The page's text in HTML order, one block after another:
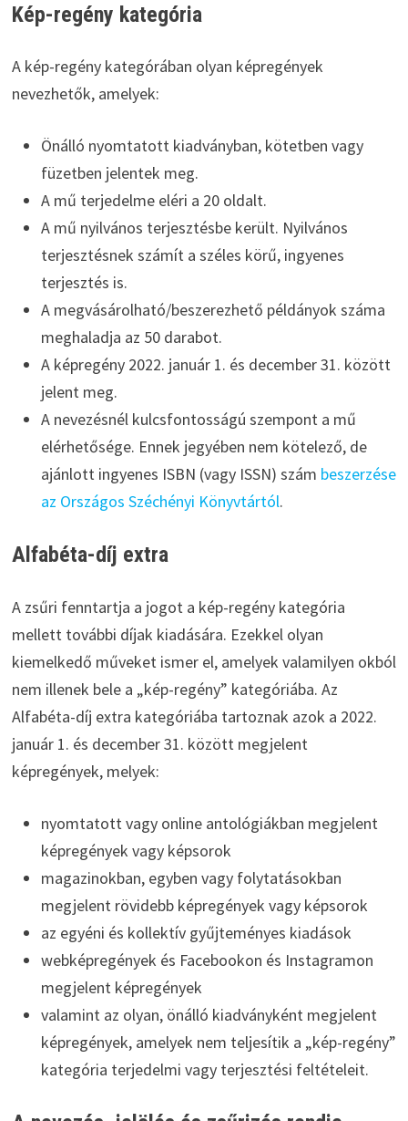
Kép-regény kategória
A kép-regény kategórában olyan képregények
nevezhetők, amelyek:
Önálló nyomtatott kiadványban, kötetben vagy
füzetben jelentek meg.
A mű terjedelme eléri a 20 oldalt.
A mű nyilvános terjesztésbe került. Nyilvános
terjesztésnek számít a széles körű, ingyenes
terjesztés is.
A megvásárolható/beszerezhető példányok száma
meghaladja az 50 darabot.
A képregény 2022. január 1. és december 31. között
jelent meg.
A nevezésnél kulcsfontosságú szempont a mű
elérhetősége. Ennek jegyében nem kötelező, de
ajánlott ingyenes ISBN (vagy ISSN) szám beszerzése
az Országos Széchényi Könyvtártól.
Alfabéta-díj extra
A zsűri fenntartja a jogot a kép-regény kategória
mellett további díjak kiadására. Ezekkel olyan
kiemelkedő műveket ismer el, amelyek valamilyen okból
nem illenek bele a „kép-regény” kategóriába. Az
Alfabéta-díj extra kategóriába tartoznak azok a 2022.
január 1. és december 31. között megjelent
képregények, melyek:
nyomtatott vagy online antológiákban megjelent
képregények vagy képsorok
magazinokban, egyben vagy folytatásokban
megjelent rövidebb képregények vagy képsorok
az egyéni és kollektív gyűjteményes kiadások
webképregények és Facebookon és Instagramon
megjelent képregények
valamint az olyan, önálló kiadványként megjelent
képregények, amelyek nem teljesítik a „kép-regény”
kategória terjedelmi vagy terjesztési feltételeit.